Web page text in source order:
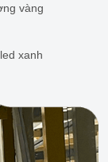
vàng
xanh